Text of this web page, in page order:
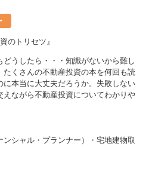
のトリセツ』
どうしたら・・・知識がないから難し
たくさんの不動産投資の本を何回も読
本当に大丈夫だろうか。失敗しない
えながら不動産投資についてわかりや
ャル・プランナー）・宅地建物取